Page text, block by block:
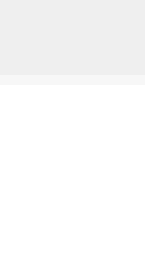
Hauptbereich